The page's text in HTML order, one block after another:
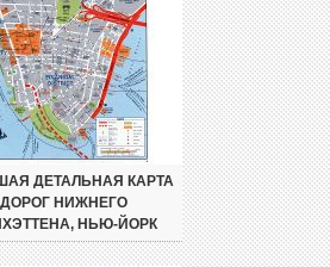
ДЕТАЛЬНАЯ КАРТА
ДОРОГ НИЖНЕГО
НЬЮ-ЙОРК